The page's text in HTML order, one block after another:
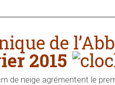
de
2015
de neige agrémentent le